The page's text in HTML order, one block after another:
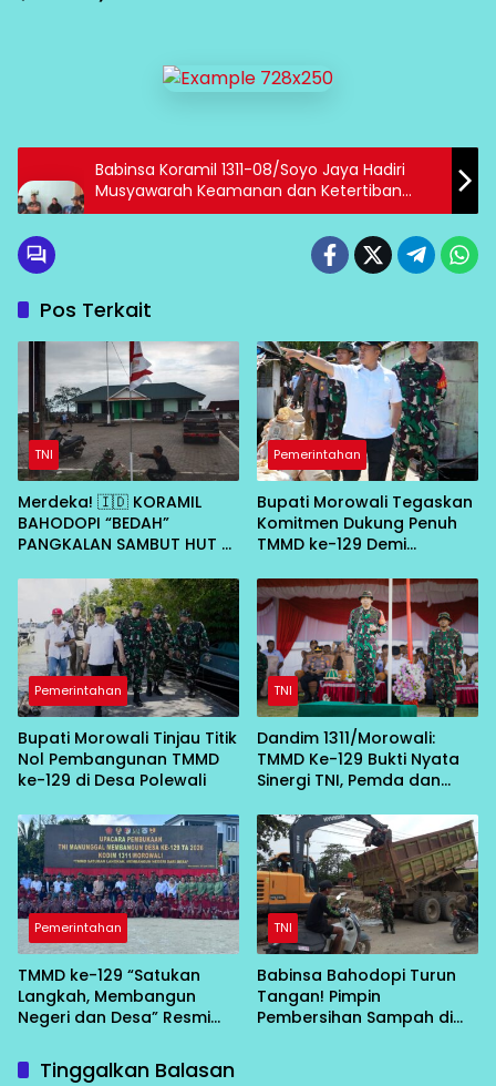
Babinsa Koramil 1311-08/Soyo Jaya Hadiri
Musyawarah Keamanan dan Ketertiban
Lingkungan di Desa Malino
Pos Terkait
TNI
Merdeka! 🇮🇩 KORAMIL
BAHODOPI “BEDAH”
PANGKALAN SAMBUT HUT RI
Pemerintahan
Bupati Morowali Tegaskan
Komitmen Dukung Penuh
TMMD ke-129 Demi
Desa
Pemerintahan
Bupati Morowali Tinjau Titik
Nol Pembangunan TMMD
ke-129 di Desa Polewali
TNI
Dandim 1311/Morowali:
TMMD Ke-129 Bukti Nyata
Sinergi TNI, Pemda dan
dari Desa
Pemerintahan
TMMD ke-129 “Satukan
Langkah, Membangun
Negeri dan Desa” Resmi
TNI
Babinsa Bahodopi Turun
Tangan! Pimpin
Pembersihan Sampah di
Tinggalkan Balasan